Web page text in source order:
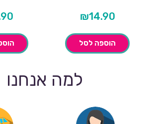
₪14.90
הוספה לסל
למה אנחנו